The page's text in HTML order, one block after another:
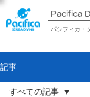
Pacifica
パシフィカ・
記事
すべての記事